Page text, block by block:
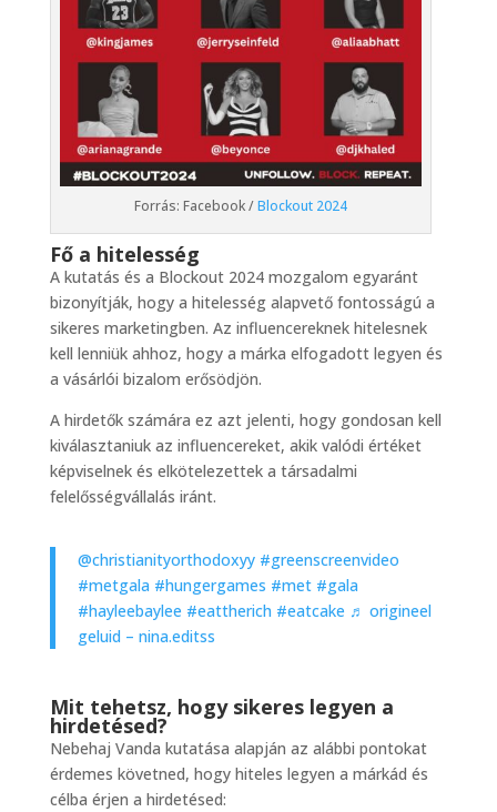
Forrás: Facebook /Blockout 2024
Fő a hitelesség
A kutatás és a Blockout 2024 mozgalom egyaránt
bizonyítják, hogy a hitelesség alapvető fontosságú a
sikeres marketingben. Az influencereknek hitelesnek
kell lenniük ahhoz, hogy a márka elfogadott legyen és
a vásárlói bizalom erősödjön.
A hirdetők számára ez azt jelenti, hogy gondosan kell
kiválasztaniuk az influencereket, akik valódi értéket
képviselnek és elkötelezettek a társadalmi
felelősségvállalás iránt.
@christianityorthodoxyy #greenscreenvideo
#metgala #hungergames #met #gala
#hayleebaylee #eattherich #eatcake ♬ origineel
geluid – nina.editss
Mit tehetsz, hogy sikeres legyen a
hirdetésed?
Nebehaj Vanda kutatása alapján az alábbi pontokat
érdemes követned, hogy hiteles legyen a márkád és
célba érjen a hirdetésed: